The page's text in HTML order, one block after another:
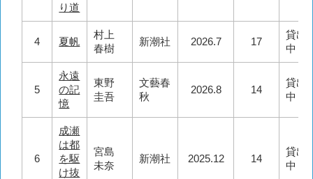
り道
4 夏帆
村上
春樹
新潮社 2026.7 17
貸出
中
5
永遠
の記
憶
東野
圭吾
文藝春
秋
2026.8 14
貸出
中
6
成瀬
は都
を駆
け抜
宮島
未奈
新潮社 2025.12 14
貸出
中